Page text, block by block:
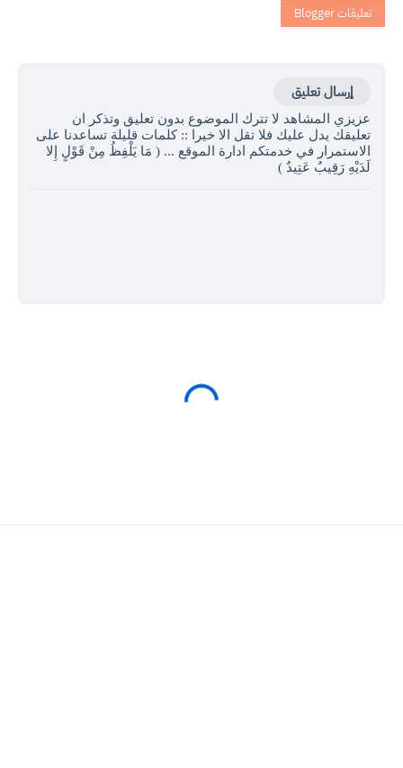
إرسال تعليق
عزيزي المشاهد لا تترك الموضوع بدون تعليق وتذكر ان
تعليقك يدل عليك فلا تقل الا خيرا :: كلمات قليلة تساعدنا على
الاستمرار في خدمتكم ادارة الموقع ... ( مَا يَلْفِظُ مِنْ قَوْلٍ إِلا
لَدَيْهِ رَقِيبٌ عَتِيدٌ )